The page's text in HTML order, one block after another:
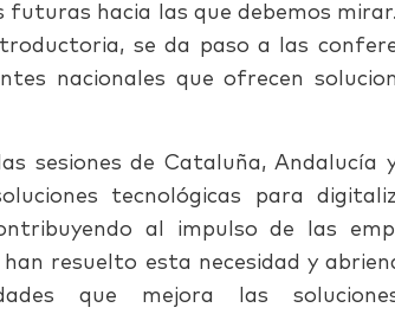
futuras hacia las que debemos
se da paso a las
nacionales que ofrecen
sesiones de Cataluña, Andalucía
tecnológicas para
al impulso de las
resuelto esta necesidad y
que mejora las